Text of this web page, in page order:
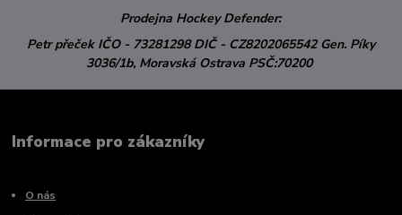
Prodejna Hockey Defender:
Petr přeček IČO - 73281298DIČ - CZ8202065542 Gen. Píky
3036/1b, Moravská Ostrava PSČ:70200
Informace pro zákazníky
O nás